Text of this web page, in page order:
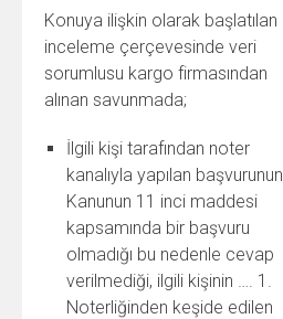
Konuya ilişkin olarak başlatılan
inceleme çerçevesinde veri
sorumlusu kargo firmasından
alınan savunmada;
İlgili kişi tarafından noter
kanalıyla yapılan başvurunun
Kanunun 11 inci maddesi
kapsamında bir başvuru
olmadığı bu nedenle cevap
verilmediği, ilgili kişinin …. 1.
Noterliğinden keşide edilen